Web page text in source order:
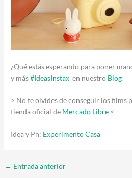
¿Qué estás esperando para poner
y más#IdeasInstax en nuestro Blog
> No te olvides de conseguir los films
tienda oficial de Mercado Libre <
Idea y Ph: Experimento Casa
← Entrada anterior